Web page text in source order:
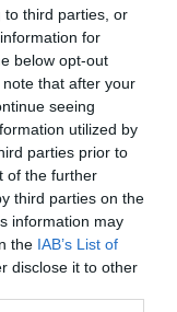
to third parties, or
for
below opt-out
that after your
seeing
utilized by
parties prior to
of the further
third parties on the
information may
the IAB’s List of
disclose it to other
Hyperdry Super
Σερβιέτες 18τμχ